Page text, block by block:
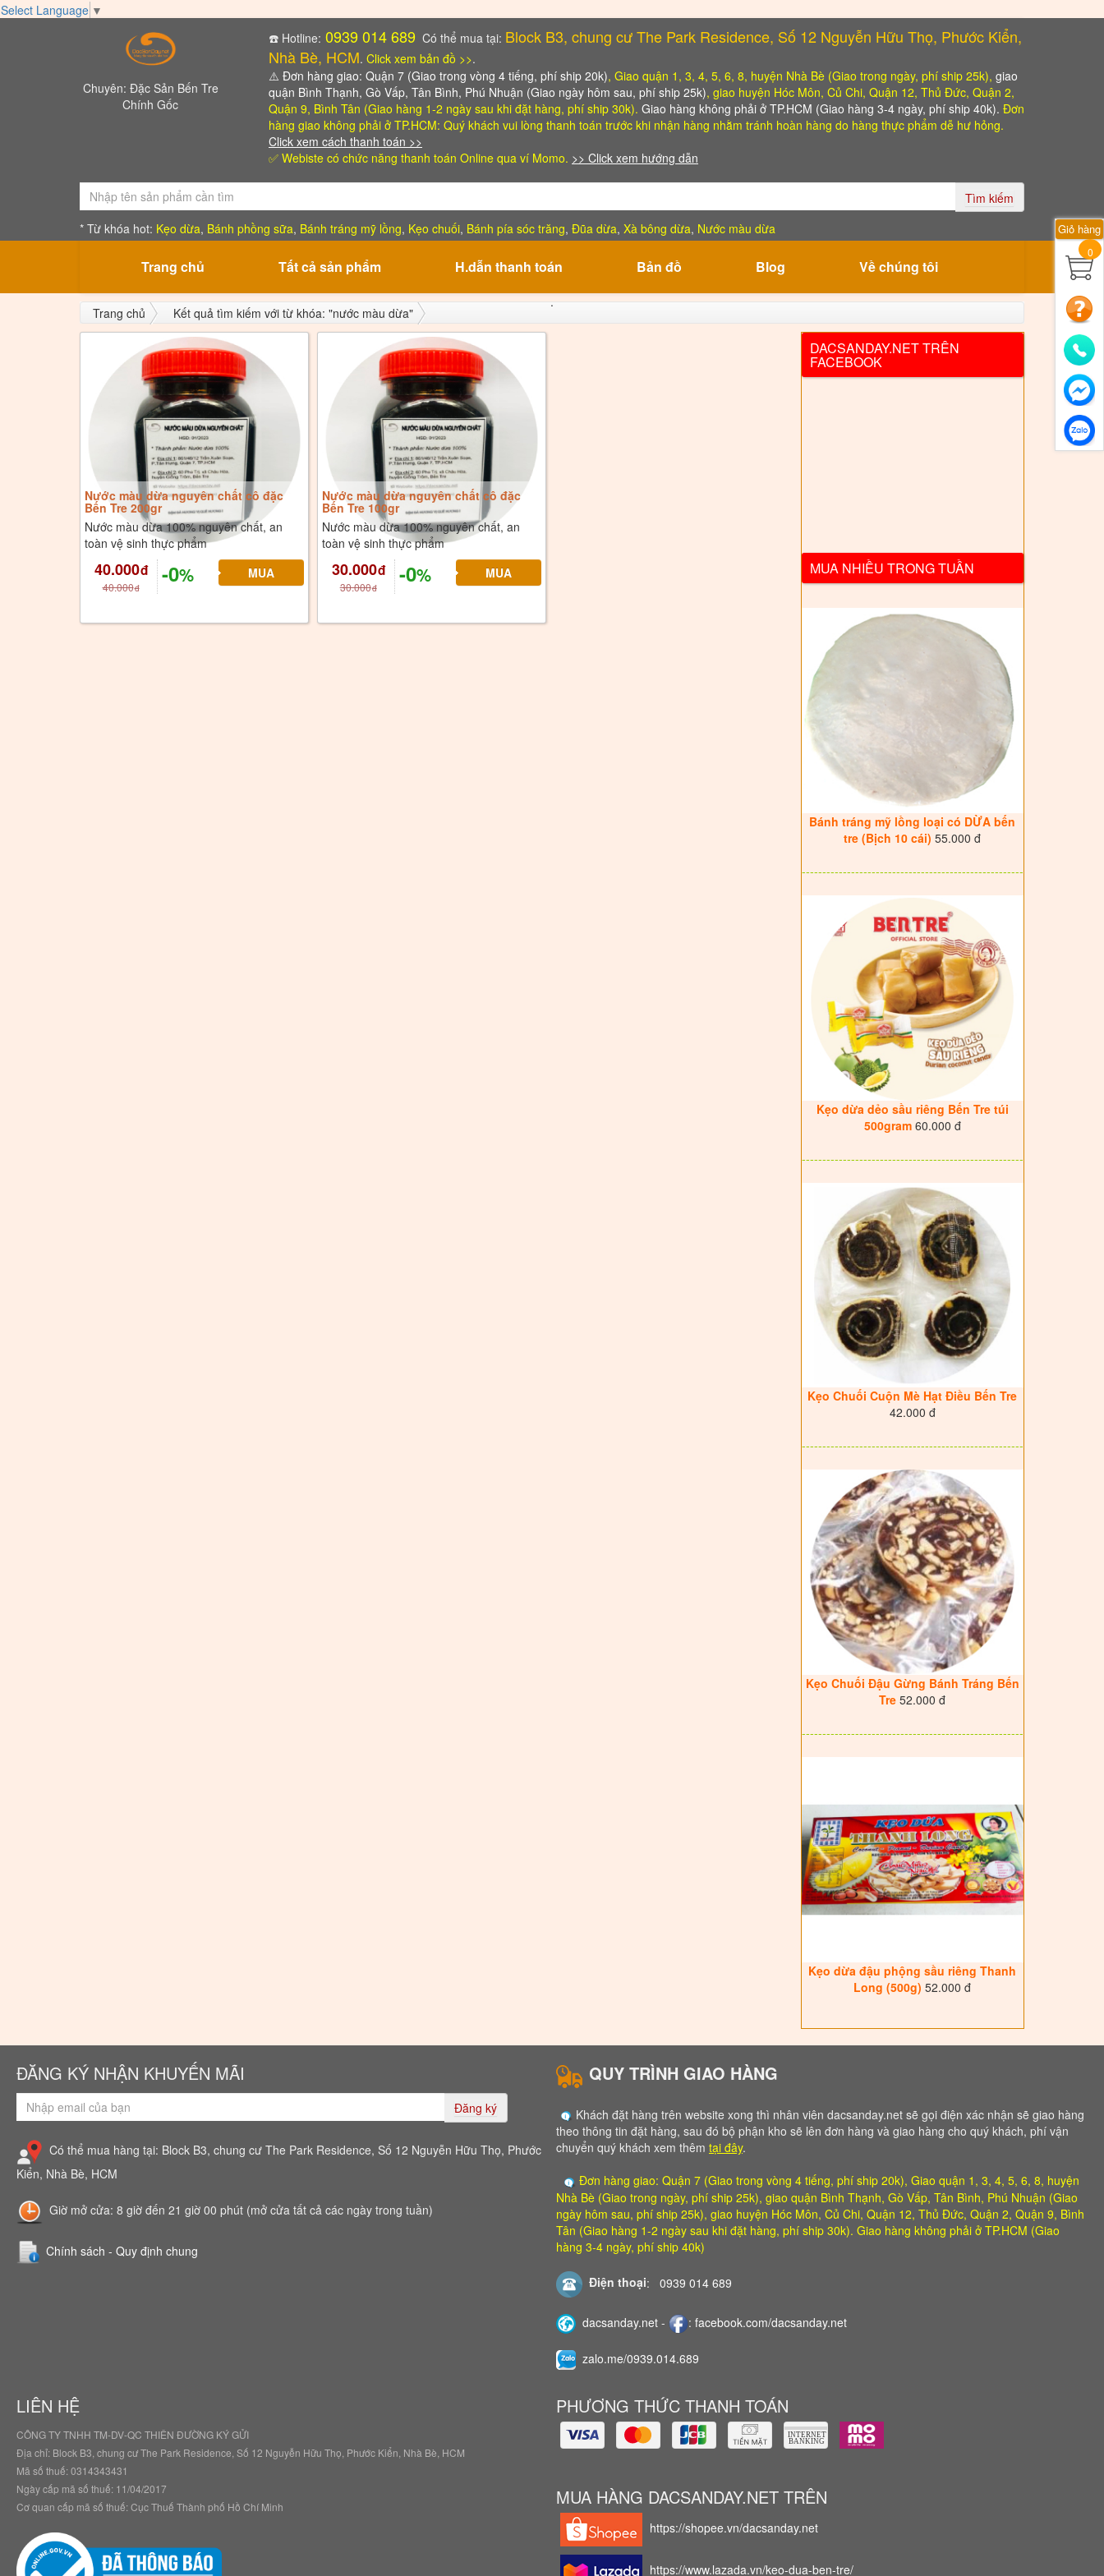
Select Language ▼
Chuyên: Đặc Sản Bến Tre
Chính Gốc
☎️ Hotline: 0939 014 689 Có thể mua tại: Block B3, chung cư The Park Residence, Số 12 Nguyễn Hữu Thọ, Phước Kiển,
Nhà Bè, HCM. Click xem bản đồ >>.
⚠️ Đơn hàng giao: Quận 7 (Giao trong vòng 4 tiếng, phí ship 20k), Giao quận 1, 3, 4, 5, 6, 8, huyện Nhà Bè (Giao trong ngày, phí ship 25k), giao
quận Bình Thạnh, Gò Vấp, Tân Bình, Phú Nhuận (Giao ngày hôm sau, phí ship 25k), giao huyện Hóc Môn, Củ Chi, Quận 12, Thủ Đức, Quận 2,
Quận 9, Bình Tân (Giao hàng 1-2 ngày sau khi đặt hàng, phí ship 30k). Giao hàng không phải ở TP.HCM (Giao hàng 3-4 ngày, phí ship 40k). Đơn
hàng giao không phải ở TP.HCM: Quý khách vui lòng thanh toán trước khi nhận hàng nhằm tránh hoàn hàng do hàng thực phẩm dễ hư hỏng.
Click xem cách thanh toán >>
✅ Webiste có chức năng thanh toán Online qua ví Momo. >> Click xem hướng dẫn
Tìm kiếm
* Từ khóa hot: Kẹo dừa, Bánh phồng sữa, Bánh tráng mỹ lồng, Kẹo chuối, Bánh pía sóc trăng, Đũa dừa, Xà bông dừa, Nước màu dừa
Trang chủ Tất cả sản phẩm H.dẫn thanh toán Bản đồ Blog Về chúng tôi
Trang chủ Kết quả tìm kiếm với từ khóa: "nước màu dừa"
Nước màu dừa nguyên chất cô đặc
Bến Tre 200gr
Nước màu dừa 100% nguyên chất, an
toàn vệ sinh thực phẩm
40.000đ
40.000đ
-0%
Nước màu dừa nguyên chất cô đặc
Bến Tre 100gr
Nước màu dừa 100% nguyên chất, an
toàn vệ sinh thực phẩm
30.000đ
30.000đ
-0%
DACSANDAY.NET TRÊN
FACEBOOK
MUA NHIỀU TRONG TUẦN
Bánh tráng mỹ lồng loại có DỪA bến
tre (Bịch 10 cái) 55.000 đ
------------------------------------------------------
Kẹo dừa dẻo sầu riêng Bến Tre túi
500gram60.000 đ
------------------------------------------------------
Kẹo Chuối Cuộn Mè Hạt Điều Bến Tre
42.000 đ
------------------------------------------------------
Kẹo Chuối Đậu Gừng Bánh Tráng Bến
Tre 52.000 đ
------------------------------------------------------
Kẹo dừa đậu phộng sầu riêng Thanh
Long (500g) 52.000 đ
Giỏ hàng
0
ĐĂNG KÝ NHẬN KHUYẾN MÃI
Đăng ký
Có thể mua hàng tại: Block B3, chung cư The Park Residence, Số 12 Nguyễn Hữu Thọ, Phước
Kiển, Nhà Bè, HCM
Giờ mở cửa: 8 giờ đến 21 giờ 00 phút (mở cửa tất cả các ngày trong tuần)
Chính sách - Quy định chung
QUY TRÌNH GIAO HÀNG
Khách đặt hàng trên website xong thì nhân viên dacsanday.net sẽ gọi điện xác nhận sẽ giao hàng
theo thông tin đặt hàng, sau đó bộ phận kho sẽ lên đơn hàng và giao hàng cho quý khách, phí vận
chuyển quý khách xem thêm tại đây.
Đơn hàng giao: Quận 7 (Giao trong vòng 4 tiếng, phí ship 20k), Giao quận 1, 3, 4, 5, 6, 8, huyện
Nhà Bè (Giao trong ngày, phí ship 25k), giao quận Bình Thạnh, Gò Vấp, Tân Bình, Phú Nhuận (Giao
ngày hôm sau, phí ship 25k), giao huyện Hóc Môn, Củ Chi, Quận 12, Thủ Đức, Quận 2, Quận 9, Bình
Tân (Giao hàng 1-2 ngày sau khi đặt hàng, phí ship 30k). Giao hàng không phải ở TP.HCM (Giao
hàng 3-4 ngày, phí ship 40k)
Điện thoại: 0939 014 689
dacsanday.net - : facebook.com/dacsanday.net
zalo.me/0939.014.689
LIÊN HỆ
CÔNG TY TNHH TM-DV-QC THIÊN ĐƯỜNG KÝ GỬI
Địa chỉ: Block B3, chung cư The Park Residence, Số 12 Nguyễn Hữu Thọ, Phước Kiển, Nhà Bè, HCM
Mã số thuế: 0314343431
Ngày cấp mã số thuế: 11/04/2017
Cơ quan cấp mã số thuế: Cục Thuế Thành phố Hồ Chí Minh
PHƯƠNG THỨC THANH TOÁN
MUA HÀNG DACSANDAY.NET TRÊN
https://shopee.vn/dacsanday.net
https://www.lazada.vn/keo-dua-ben-tre/